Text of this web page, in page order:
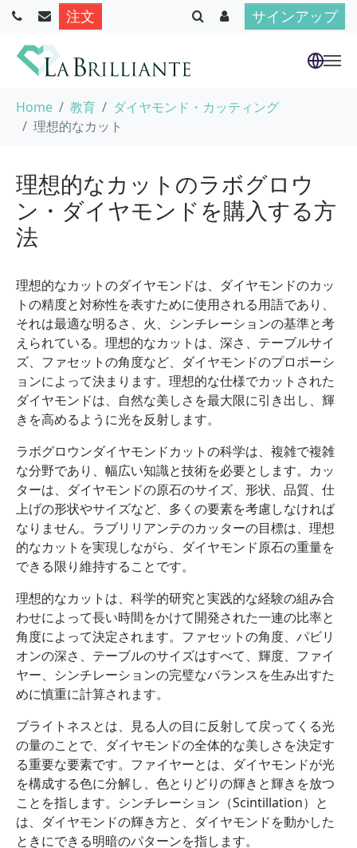
Skip to main content
注文 サインアップ
You are here:
Home 教育
ダイヤモンド・カッティング
理想的なカット
理想的なカットのラボグロウ
ン・ダイヤモンドを購入する方
法
理想的なカットのダイヤモンドは、ダイヤモンドのカッ
トの精度と対称性を表すために使用される用語であり、
それは最適な明るさ、火、シンチレーションの基準と考
えられている。理想的なカットは、深さ、テーブルサイ
ズ、ファセットの角度など、ダイヤモンドのプロポーシ
ョンによって決まります。理想的な仕様でカットされた
ダイヤモンドは、自然な美しさを最大限に引き出し、輝
きを高めるように光を反射します。
ラボグロウンダイヤモンドカットの科学は、複雑で複雑
な分野であり、幅広い知識と技術を必要とします。カッ
ターは、ダイヤモンドの原石のサイズ、形状、品質、仕
上げの形状やサイズなど、多くの要素を考慮しなければ
なりません。ラブリリアンテのカッターの目標は、理想
的なカットを実現しながら、ダイヤモンド原石の重量を
できる限り維持することです。
理想的なカットは、科学的研究と実践的な経験の組み合
わせによって長い時間をかけて開発された一連の比率と
角度によって決定されます。ファセットの角度、パビリ
オンの深さ、テーブルのサイズはすべて、輝度、ファイ
ヤー、シンチレーションの完璧なバランスを生み出すた
めに慎重に計算されます。
ブライトネスとは、見る人の目に反射して戻ってくる光
の量のことで、ダイヤモンドの全体的な美しさを決定す
る重要な要素です。ファイヤーとは、ダイヤモンドが光
を構成する色に分解し、色とりどりの輝きと輝きを放つ
ことを指します。シンチレーション（Scintillation）と
は、ダイヤモンドの輝き方と、ダイヤモンドを動かした
ときにできる明暗のパターンを指します。